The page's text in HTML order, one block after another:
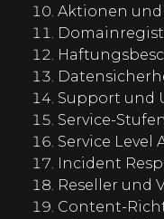
Aktionen
Support und
Service-
Service Level
Incident
Reseller und
Content-